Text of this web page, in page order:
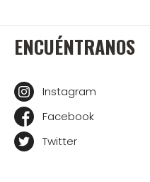
ENCUÉNTRANOS
Instagram
Facebook
Twitter